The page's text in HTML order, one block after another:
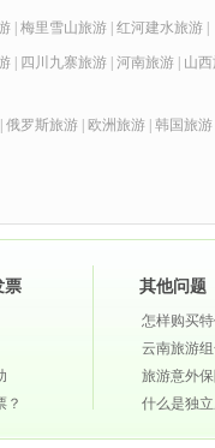
梅里雪山旅游 红河建水旅游
四川九寨旅游 河南旅游 山
俄罗斯旅游 欧洲旅游 韩国旅游
票
？
其他问题
怎样购买
云南旅游
旅游意外
什么是独立